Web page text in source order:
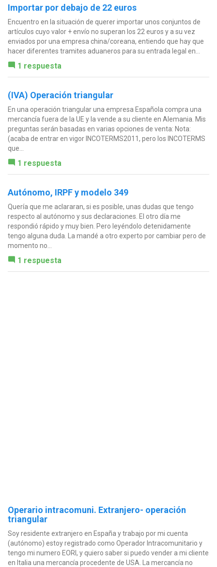
Importar por debajo de 22 euros
Encuentro en la situación de querer importar unos conjuntos de
artículos cuyo valor + envío no superan los 22 euros y a su vez
enviados por una empresa china/coreana, entiendo que hay que
hacer diferentes tramites aduaneros para su entrada legal en...
1 respuesta
(IVA) Operación triangular
En una operación triangular una empresa Española compra una
mercancía fuera de la UE y la vende a su cliente en Alemania. Mis
preguntas serán basadas en varias opciones de venta: Nota:
(acaba de entrar en vigor INCOTERMS2011, pero los INCOTERMS
que...
1 respuesta
Autónomo, IRPF y modelo 349
Quería que me aclararan, si es posible, unas dudas que tengo
respecto al autónomo y sus declaraciones. El otro día me
respondió rápido y muy bien. Pero leyéndolo detenidamente
tengo alguna duda. La mandé a otro experto por cambiar pero de
momento no...
1 respuesta
Operario intracomuni. Extranjero- operación
triangular
Soy residente extranjero en España y trabajo por mi cuenta
(autónomo) estoy registrado como Operador Intracomunitario y
tengo mi numero EORI, y quiero saber si puedo vender a mi cliente
en Italia una mercancía procedente de USA. La mercancía no